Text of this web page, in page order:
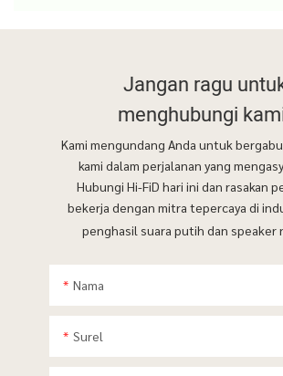
Jangan ragu
menghubungi
Kami mengundang Anda untuk
kami dalam perjalanan yang
Hubungi Hi-FiD hari ini dan rasakan
bekerja dengan mitra tepercaya di
penghasil suara putih dan speaker
Nama
Surel